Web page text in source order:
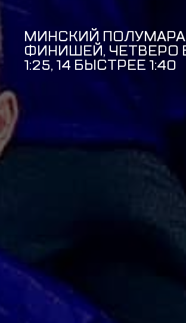
МИНСКИЙ
ФИНИШЕЙ, ЧЕТВЕРО
1:25, 14 БЫСТРЕЕ 1:40